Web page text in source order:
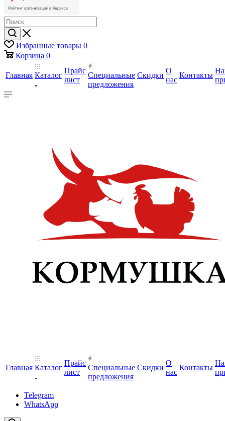
Избранные товары 0
Корзина 0
Главная Каталог
Прайс
лист
Специальные
предложения
Скидки
О
нас
Контакты
Главная Каталог
Прайс
лист
Специальные
предложения
Скидки
О
нас
Контакты
Telegram
WhatsApp